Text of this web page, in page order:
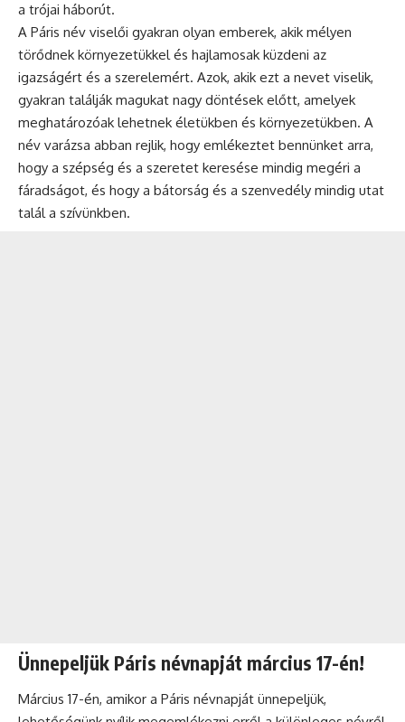
a trójai háborút.
A Páris név viselői gyakran olyan emberek, akik mélyen
törődnek környezetükkel és hajlamosak küzdeni az
igazságért és a szerelemért. Azok, akik ezt a nevet viselik,
gyakran találják magukat nagy döntések előtt, amelyek
meghatározóak lehetnek életükben és környezetükben. A
név varázsa abban rejlik, hogy emlékeztet bennünket arra,
hogy a szépség és a szeretet keresése mindig megéri a
fáradságot, és hogy a bátorság és a szenvedély mindig utat
talál a szívünkben.
Ünnepeljük Páris névnapját március 17-én!
Március 17-én, amikor a Páris névnapját ünnepeljük,